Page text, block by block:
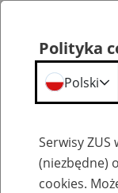
Emerytury
Polityka
Polski
Serwisy
(niezbędne)
cookies.